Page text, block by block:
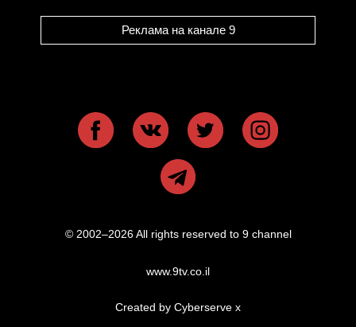
Реклама на канале 9
© 2002–2026 All rights reserved to 9 channel
www.9tv.co.il
Created by Cyberserve x